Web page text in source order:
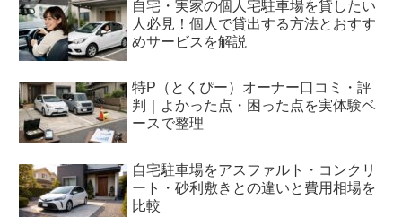
自宅・実家の個人宅駐車場を貸したい
人必見！個人で貸出する方法とおすす
めサービスを解説
特P（とくぴー）オーナー口コミ・評
判｜よかった点・困った点を実体験ベ
ースで整理
自宅駐車場をアスファルト・コンクリ
ート・砂利敷きとの違いと費用相場を
比較